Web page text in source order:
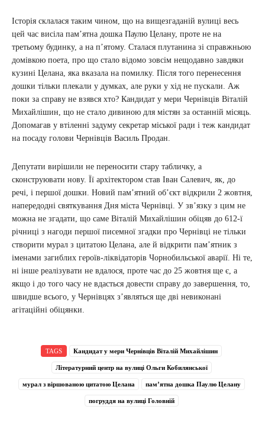
Історія склалася таким чином, що на вищезгаданій вулиці весь
цей час висіла пам’ятна дошка Паулю Целану, проте не на
третьому будинку, а на п’ятому. Сталася плутанина зі справжньою
домівкою поета, про що стало відомо зовсім нещодавно завдяки
кузині Целана, яка вказала на помилку. Після того перенесення
дошки тільки плекали у думках, але руки у хід не пускали. Аж
поки за справу не взявся хто? Кандидат у мери Чернівців Віталій
Михайлішин, що не стало дивиною для містян за останній місяць.
Допомагав у втіленні задуму секретар міської ради і теж кандидат
на посаду голови Чернівців Василь Продан.
Депутати вирішили не переносити стару табличку, а
сконструювати нову. Її архітектором став Іван Салевич, як, до
речі, і першої дошки. Новий пам’ятний об’єкт відкрили 2 жовтня,
напередодні святкування Дня міста Чернівці. У зв’язку з цим не
можна не згадати, що саме Віталій Михайлішин обіцяв до 612-ї
річниці з нагоди першої писемної згадки про Чернівці не тільки
створити мурал з цитатою Целана, але й відкрити пам’ятник з
іменами загиблих героїв-ліквідаторів Чорнобильської аварії. Ні те,
ні інше реалізувати не вдалося, проте час до 25 жовтня ще є, а
якщо і до того часу не вдасться довести справу до завершення, то,
швидше всього, у Чернівцях з’являться ще дві невиконані
агітаційні обіцянки.
TAGS Кандидат у мери Чернівців Віталій Михайлішин
Літературний центр на вулиці Ольги Кобилянської
мурал з віршованою цитатою Целана пам’ятна дошка Паулю Целану
погруддя на вулиці Головній